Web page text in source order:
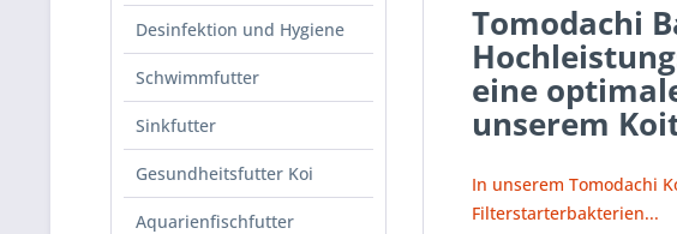
Desinfektion und Hygiene
Schwimmfutter
Sinkfutter
Gesundheitsfutter Koi
Aquarienfischfutter
Tomodachi
eine
unserem
In unserem Tomodachi
Filterstarterbakterien...